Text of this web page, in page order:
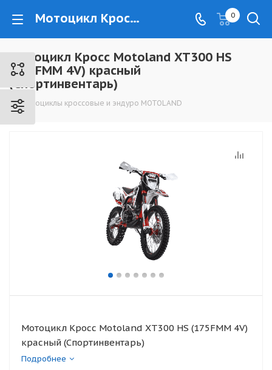
Мотоцикл Кросс Motoland XT300 HS (175FMM 4V) красный (Спортинвентарь) - www.kovrovec.ru 0
Мотоцикл Кросс Motoland XT300 HS
(175FMM 4V) красный
(Спортинвентарь)
Мотоциклы кроссовые и эндуро MOTOLAND
Мотоцикл Кросс Motoland XT300 HS (175FMM 4V)
красный (Спортинвентарь)
Подробнее